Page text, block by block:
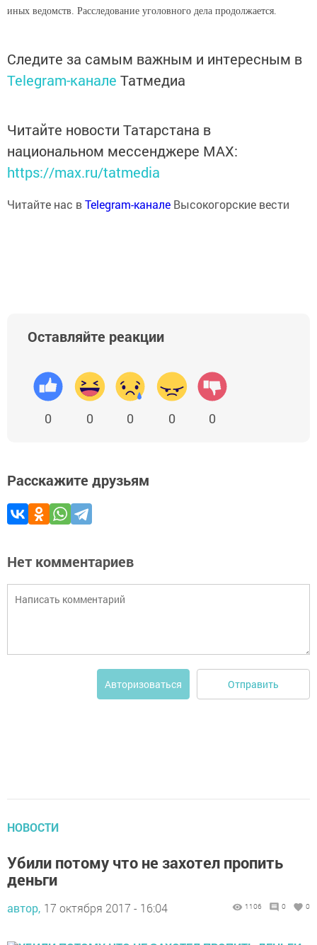
иных ведомств. Расследование уголовного дела продолжается.
Следите за самым важным и интересным в
Telegram-канале Татмедиа
Читайте новости Татарстана в
национальном мессенджере MАХ:
https://max.ru/tatmedia
Читайте нас вTelegram-канале Высокогорские вести
Оставляйте реакции
0 0 0 0 0
Расскажите друзьям
Нет комментариев
Авторизоваться Отправить
НОВОСТИ
Убили потому что не захотел пропить
деньги
автор, 17 октября 2017 - 16:04 1106 0 0